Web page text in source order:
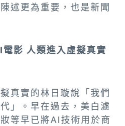
述更為重要，也是新聞
影 人類進入虛擬真實
真實的林日璇說「我們
」。早在過去，美白濾
等早已將AI技術用於商